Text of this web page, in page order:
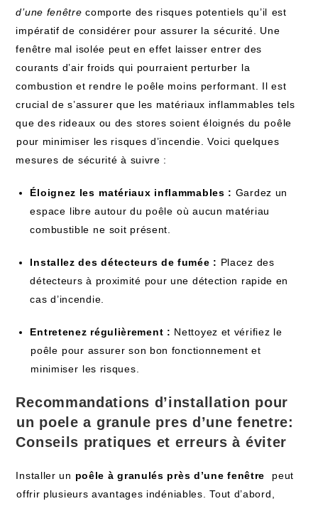
d’une fenêtre comporte des risques potentiels qu’il⁤ est
impératif ‍de considérer pour assurer la ⁢sécurité. Une
fenêtre ‍mal isolée peut​ en effet laisser entrer ​des
courants d’air froids qui pourraient perturber⁢ la
combustion et rendre le ​poêle moins​ performant. Il est
crucial de s’assurer que les matériaux inflammables tels
que des rideaux ou des stores soient éloignés du ⁤poêle
⁣pour minimiser les ‍risques d’incendie. Voici quelques
mesures ⁢de sécurité à suivre :
Éloignez les ⁤matériaux inflammables : Gardez ‌un
espace⁣ libre autour du poêle ⁤où aucun matériau
combustible ne⁣ soit présent.
Installez des détecteurs de fumée : Placez des
détecteurs à proximité‌ pour une détection rapide en ​
cas d’incendie.
Entretenez régulièrement : Nettoyez et vérifiez le
⁢poêle ⁤pour assurer son bon fonctionnement et
⁤minimiser⁢ les risques.
Recommandations d’installation pour
⁣un poele a granule pres d’une fenetre:
Conseils pratiques ​et erreurs à éviter
Installer un poêle à granulés près d’une fenêtre ⁤ peut
⁢offrir plusieurs avantages indéniables. Tout d’abord,